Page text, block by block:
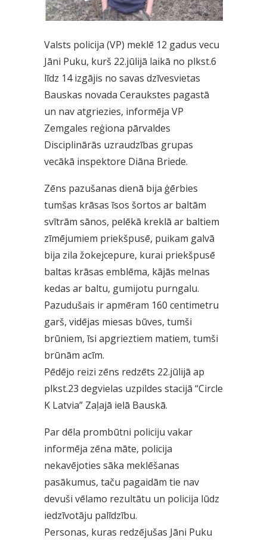
Valsts policija (VP) meklē 12 gadus vecu
Jāni Puku, kurš 22.jūlijā laikā no plkst.6
līdz 14 izgājis no savas dzīvesvietas
Bauskas novada Ceraukstes pagastā
un nav atgriezies, informēja VP
Zemgales reģiona pārvaldes
Disciplinārās uzraudzības grupas
vecākā inspektore Diāna Briede.
Zēns pazušanas dienā bija ģērbies
tumšas krāsas īsos šortos ar baltām
svītrām sānos, pelēkā kreklā ar baltiem
zīmējumiem priekšpusē, puikam galvā
bija zila žokejcepure, kurai priekšpusē
baltas krāsas emblēma, kājās melnas
kedas ar baltu, gumijotu purngalu.
Pazudušais ir apmēram 160 centimetru
garš, vidējas miesas būves, tumši
brūniem, īsi apgrieztiem matiem, tumši
brūnām acīm.
Pēdējo reizi zēns redzēts 22.jūlijā ap
plkst.23 degvielas uzpildes stacijā “Circle
K Latvia” Zaļajā ielā Bauskā.
Par dēla prombūtni policiju vakar
informēja zēna māte, policija
nekavējoties sāka meklēšanas
pasākumus, taču pagaidām tie nav
devuši vēlamo rezultātu un policija lūdz
iedzīvotāju palīdzību.
Personas, kuras redzējušas Jāni Puku